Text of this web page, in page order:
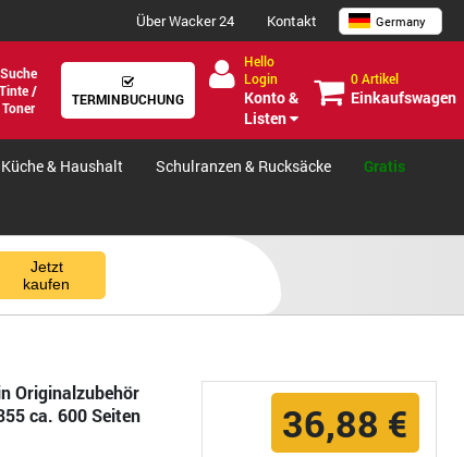
Über Wacker 24 Kontakt Germany
Suche
Tinte /
Toner
TERMINBUCHUNG
Hello
Login
Konto &
Listen
0 Artikel
Einkaufswagen
Küche & Haushalt Schulranzen & Rucksäcke Gratis
Jetzt
kaufen
Originalzubehör
ca. 600 Seiten
36,88 €